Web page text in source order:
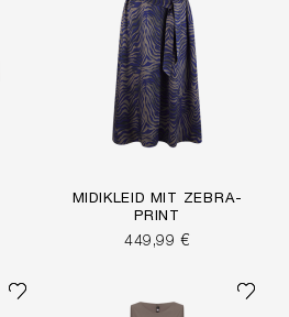
MIDIKLEID MIT ZEBRA-
PRINT
449,99 €